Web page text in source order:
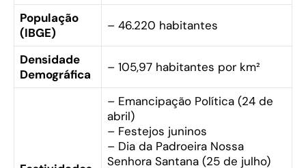
População
(IBGE)
– 46.220 habitantes
Densidade
Demográfica
– 105,97 habitantes por km²
– Emancipação Política (24 de
abril)
– Festejos juninos
– Dia da Padroeira Nossa
Senhora Santana (25 de julho)